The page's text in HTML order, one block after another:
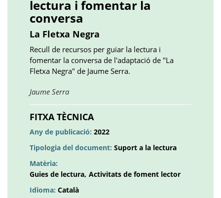
lectura i fomentar la
conversa
La Fletxa Negra
Recull de recursos per guiar la lectura i
fomentar la conversa de l'adaptació de "La
Fletxa Negra" de Jaume Serra.
Jaume SerraObre
una
pestanya
nova
FITXA TÈCNICA
Any de publicació: 2022
Tipologia del document: Suport a la lectura
Matèria:
Guies de lectura Activitats de foment lector
Idioma: Català